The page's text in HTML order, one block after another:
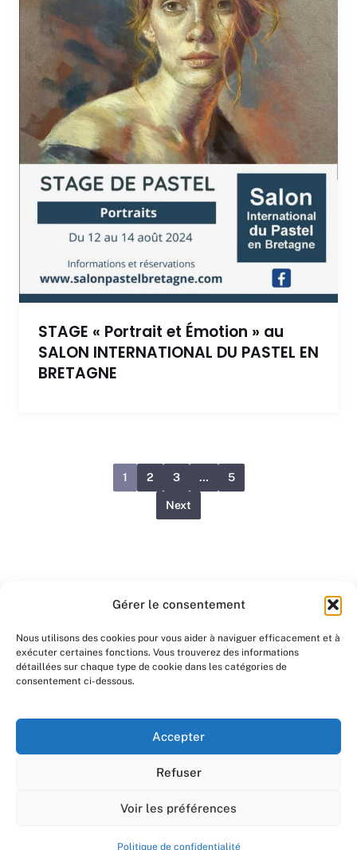
Gérer le consentement
Nous utilisons des cookies pour vous aider à naviguer efficacement et à
exécuter certaines fonctions. Vous trouverez des informations
détaillées sur chaque type de cookie dans les catégories de
consentement ci-dessous.
Accepter
Refuser
Voir les préférences
Politique de confidentialité
STAGE « Portrait et Émotion » au
SALON INTERNATIONAL DU PASTEL EN
BRETAGNE
1 2 3 … 5
Next
Politique de confidentialité